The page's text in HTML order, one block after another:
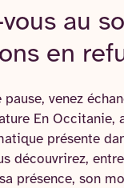
au
en
pause, venez
En Occitanie,
présente
découvrirez,
présence, son